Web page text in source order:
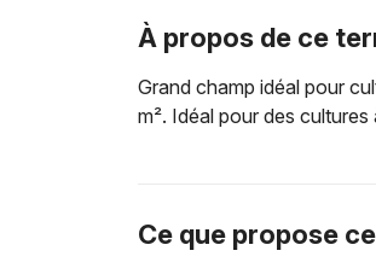
À propos de ce
Grand champ idéal pour
m². Idéal pour des cultures
Ce que propose